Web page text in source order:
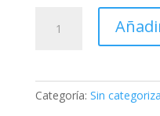
Examen
Categoría: Sin